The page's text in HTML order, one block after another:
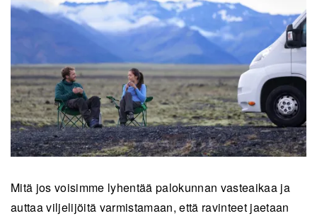
Mitä jos voisimme lyhentää palokunnan vasteaikaa ja
auttaa viljelijöitä varmistamaan, että ravinteet jaetaan